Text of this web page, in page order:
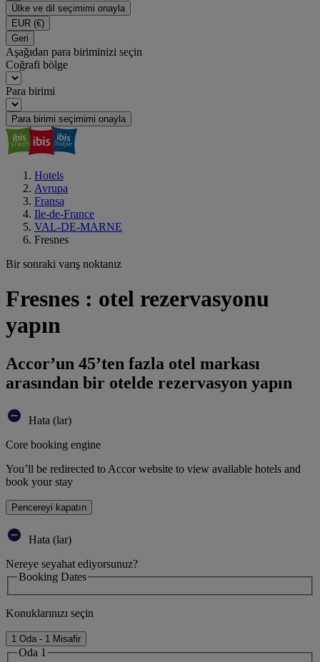
Ülke ve dil seçimimi onayla
EUR (€)
Geri
Aşağıdan para biriminizi seçin
Coğrafi bölge
Para birimi
Para birimi seçimimi onayla
Hotels
Avrupa
Fransa
Ile-de-France
VAL-DE-MARNE
Fresnes
Bir sonraki varış noktanız
Fresnes : otel rezervasyonu
yapın
Accor’un 45’ten fazla otel markası
arasından bir otelde rezervasyon yapın
Hata (lar)
Core booking engine
You’ll be redirected to Accor website to view available hotels and
book your stay
Pencereyi kapatın
Hata (lar)
Nereye seyahat ediyorsunuz?
Booking Dates
Konuklarınızı seçin
1 Oda - 1 Misafir
Oda 1